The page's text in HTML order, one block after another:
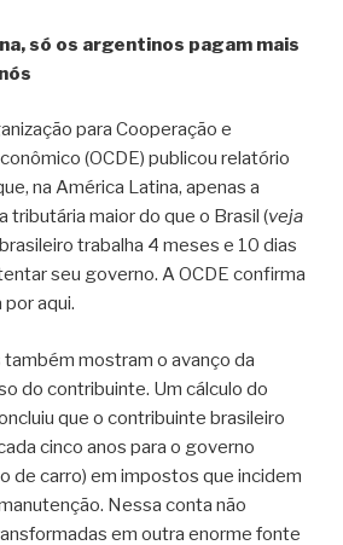
só os argentinos pagam mais
para Cooperação e
(OCDE) publicou relatório
na América Latina, apenas a
tributária maior do que o Brasil (veja
brasileiro trabalha 4 meses e 10 dias
seu governo. A OCDE confirma
por aqui.
mostram o avanço da
do contribuinte. Um cálculo do
que o contribuinte brasileiro
cinco anos para o governo
de carro) em impostos que incidem
Nessa conta não
em outra enorme fonte